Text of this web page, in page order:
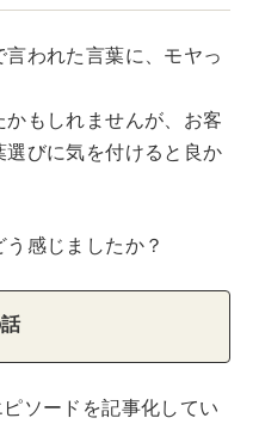
われた言葉に、モヤっ
もしれませんが、お客
びに気を付けると良か
感じましたか？
ソードを記事化してい